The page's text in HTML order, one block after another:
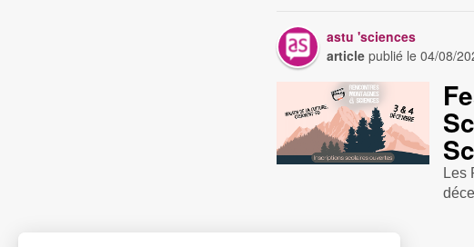
astu 'sciences
article publié le04/08/
Les